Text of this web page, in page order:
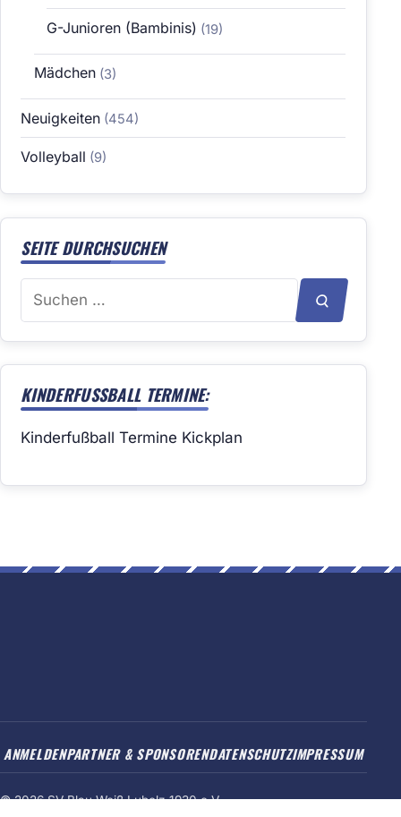
G-Junioren (Bambinis) (19)
Mädchen(3)
Neuigkeiten (454)
Volleyball (9)
SEITE DURCHSUCHEN
Suchen
SUCHEN
KINDERFUSSBALL TERMINE:
Kinderfußball Termine Kickplan
ANMELDENPARTNER & SPONSORENDATENSCHUTZIMPRESSUM
© 2026 SV Blau-Weiß Lubolz 1930 e.V.